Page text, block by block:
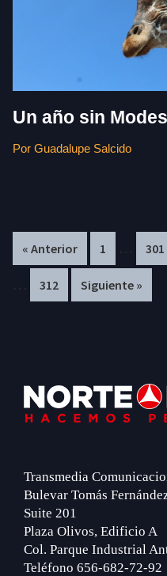
Un año sin
Por Guadalupe Salcido
« Anterior Page
1
Interim
pages
omitted
… Page
301
… Page
312 Siguiente »
Footer
Transmedia
Bulevar Tomás
Suite 201
Plaza Olivos, Edificio A
Col. Parque Industrial
Teléfono 656-682-72-92